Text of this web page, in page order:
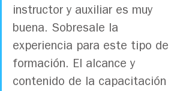
instructor y auxiliar es muy
buena. Sobresale la
experiencia para este tipo de
formación. El alcance y
contenido de la capacitación